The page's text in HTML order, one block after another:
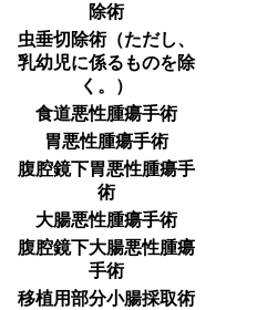
除術
虫垂切除術（ただし、
乳幼児に係るものを除
く。）
食道悪性腫瘍手術
胃悪性腫瘍手術
腹腔鏡下胃悪性腫瘍手
術
大腸悪性腫瘍手術
腹腔鏡下大腸悪性腫瘍
手術
移植用部分小腸採取術